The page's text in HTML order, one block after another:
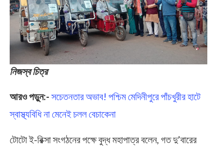
নিজস্ব চিত্র
আরও পড়ুন:- সচেতনতার অভাব! পশ্চিম মেদিনীপুরে পাঁচখুরীর হাটে
স্বাস্থ্যবিধি না মেনেই চলল বেচাকেনা
টোটো ই-রিক্সা সংগঠনের পক্ষে বুদ্ধ মহাপাত্র বলেন, গত দু’বারের